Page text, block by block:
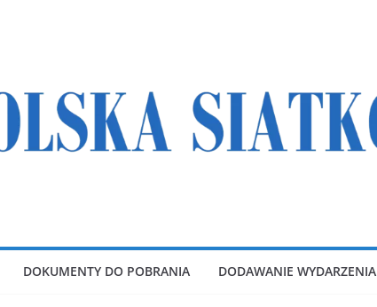
DOKUMENTY DO POBRANIA DODAWANIE WYDARZENIA